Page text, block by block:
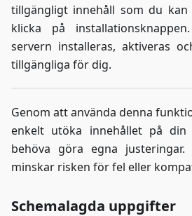
tillgängligt innehåll som du
klicka på
servern installeras, aktiveras
tillgängliga för dig.
Genom att använda denna
enkelt utöka innehållet på
behöva göra egna
minskar risken för fel eller
Schemalagda uppgifter